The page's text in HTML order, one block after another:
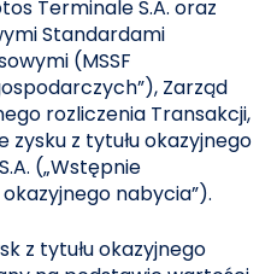
Terminale S.A. oraz
Standardami
(MSSF
Zarząd
rozliczenia Transakcji,
zysku z tytułu okazyjnego
(„Wstępnie
nabycia”).
z tytułu okazyjnego